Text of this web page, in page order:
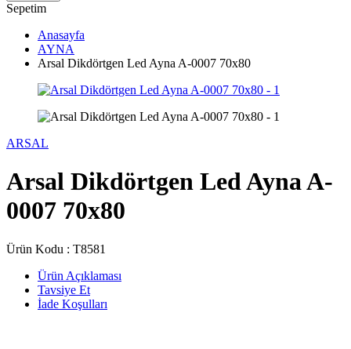
Sepetim
Anasayfa
AYNA
Arsal Dikdörtgen Led Ayna A-0007 70x80
ARSAL
Arsal Dikdörtgen Led Ayna A-
0007 70x80
Ürün Kodu : T8581
Ürün Açıklaması
Tavsiye Et
İade Koşulları